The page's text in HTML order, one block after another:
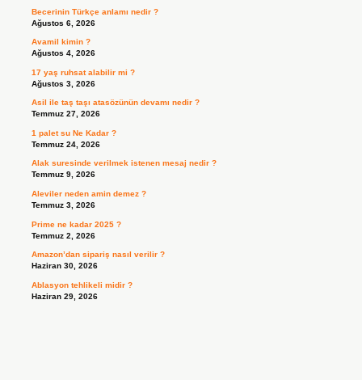
Becerinin Türkçe anlamı nedir ?
Ağustos 6, 2026
Avamil kimin ?
Ağustos 4, 2026
17 yaş ruhsat alabilir mi ?
Ağustos 3, 2026
Asil ile taş taşı atasözünün devamı nedir ?
Temmuz 27, 2026
1 palet su Ne Kadar ?
Temmuz 24, 2026
Alak suresinde verilmek istenen mesaj nedir ?
Temmuz 9, 2026
Aleviler neden amin demez ?
Temmuz 3, 2026
Prime ne kadar 2025 ?
Temmuz 2, 2026
Amazon’dan sipariş nasıl verilir ?
Haziran 30, 2026
Ablasyon tehlikeli midir ?
Haziran 29, 2026